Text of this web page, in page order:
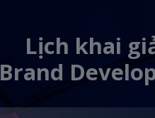
Lịch khai
Brand